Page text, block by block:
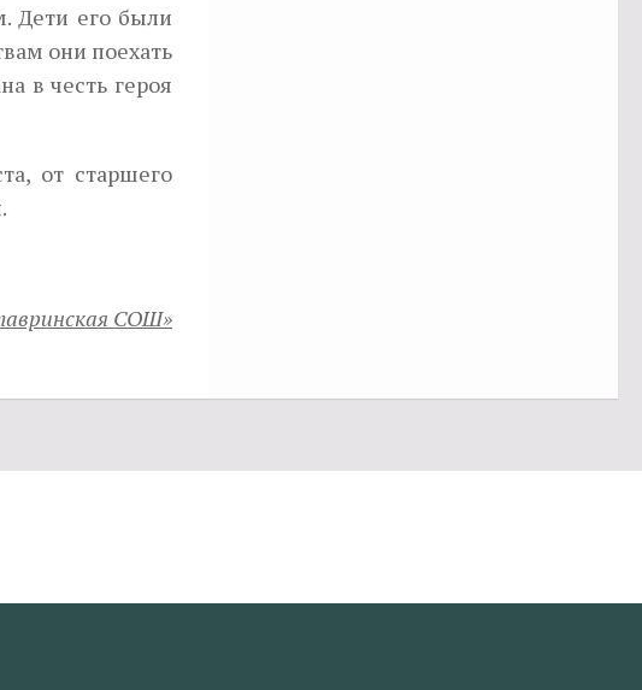
Дети его были
они поехать
в честь героя
от старшего
СОШ»